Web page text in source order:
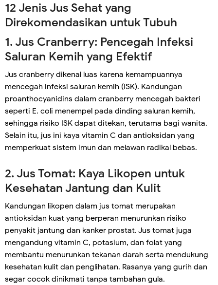
12 Jenis Jus Sehat yang
Direkomendasikan untuk Tubuh
1. Jus Cranberry: Pencegah Infeksi
Saluran Kemih yang Efektif
Jus cranberry dikenal luas karena kemampuannya
mencegah infeksi saluran kemih (ISK). Kandungan
proanthocyanidins dalam cranberry mencegah bakteri
seperti E. coli menempel pada dinding saluran kemih,
sehingga risiko ISK dapat ditekan, terutama bagi wanita.
Selain itu, jus ini kaya vitamin C dan antioksidan yang
memperkuat sistem imun dan melawan radikal bebas.
2. Jus Tomat: Kaya Likopen untuk
Kesehatan Jantung dan Kulit
Kandungan likopen dalam jus tomat merupakan
antioksidan kuat yang berperan menurunkan risiko
penyakit jantung dan kanker prostat. Jus tomat juga
mengandung vitamin C, potasium, dan folat yang
membantu menurunkan tekanan darah serta mendukung
kesehatan kulit dan penglihatan. Rasanya yang gurih dan
segar cocok dinikmati tanpa tambahan gula.